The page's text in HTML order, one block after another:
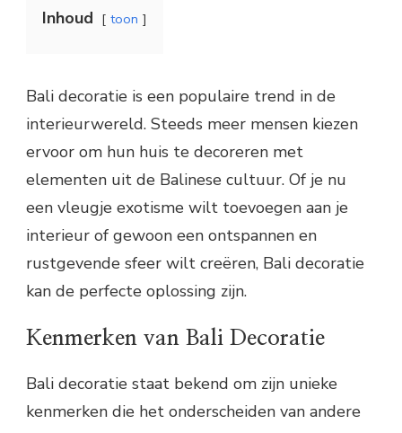
Inhoud toon
Bali decoratie is een populaire trend in de
interieurwereld. Steeds meer mensen kiezen
ervoor om hun huis te decoreren met
elementen uit de Balinese cultuur. Of je nu
een vleugje exotisme wilt toevoegen aan je
interieur of gewoon een ontspannen en
rustgevende sfeer wilt creëren, Bali decoratie
kan de perfecte oplossing zijn.
Kenmerken van Bali Decoratie
Bali decoratie staat bekend om zijn unieke
kenmerken die het onderscheiden van andere